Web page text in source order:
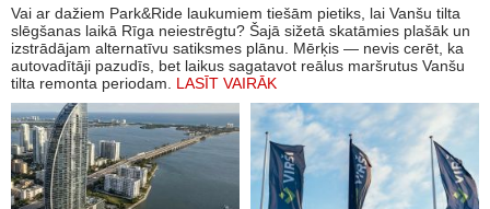
Vai ar dažiem Park&Ride laukumiem tiešām pietiks, lai Vanšu tilta
slēgšanas laikā Rīga neiestrēgtu? Šajā sižetā skatāmies plašāk un
izstrādājam alternatīvu satiksmes plānu. Mērķis — nevis cerēt, ka
autovadītāji pazudīs, bet laikus sagatavot reālus maršrutus Vanšu
tilta remonta periodam. LASĪT VAIRĀK